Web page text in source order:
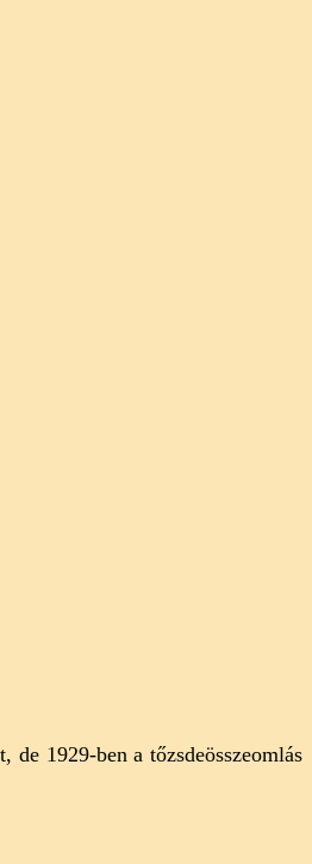
1929-ben a tőzsdeösszeomlás